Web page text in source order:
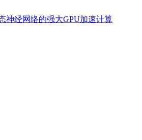
神经网络的强大GPU加速计算